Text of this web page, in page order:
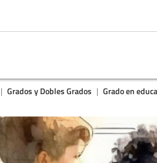
Grados y Dobles Grados Grado en